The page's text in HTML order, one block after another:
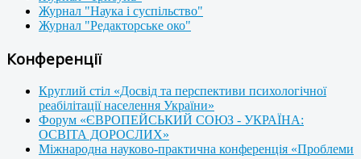
Журнал "Наука і суспільство"
Журнал "Редакторське око"
Конференції
Круглий стіл «Досвід та перспективи психологічної
реабілітації населення України»
Форум «ЄВРОПЕЙСЬКИЙ СОЮЗ - УКРАЇНА:
ОСВІТА ДОРОСЛИХ»
Міжнародна науково-практична конференція «Проблеми